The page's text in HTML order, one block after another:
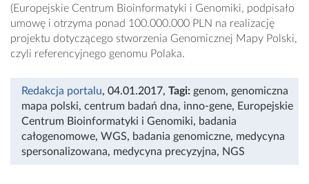
(Europejskie Centrum Bioinformatyki i Genomiki, podpisało
umowę i otrzyma ponad 100.000.000 PLN na realizację
projektu dotyczącego stworzenia Genomicznej Mapy Polski,
czyli referencyjnego genomu Polaka.
Redakcja portalu, 04.01.2017, Tagi: genom, genomiczna
mapa polski, centrum badań dna, inno-gene, Europejskie
Centrum Bioinformatyki i Genomiki, badania
całogenomowe, WGS, badania genomiczne, medycyna
spersonalizowana, medycyna precyzyjna, NGS